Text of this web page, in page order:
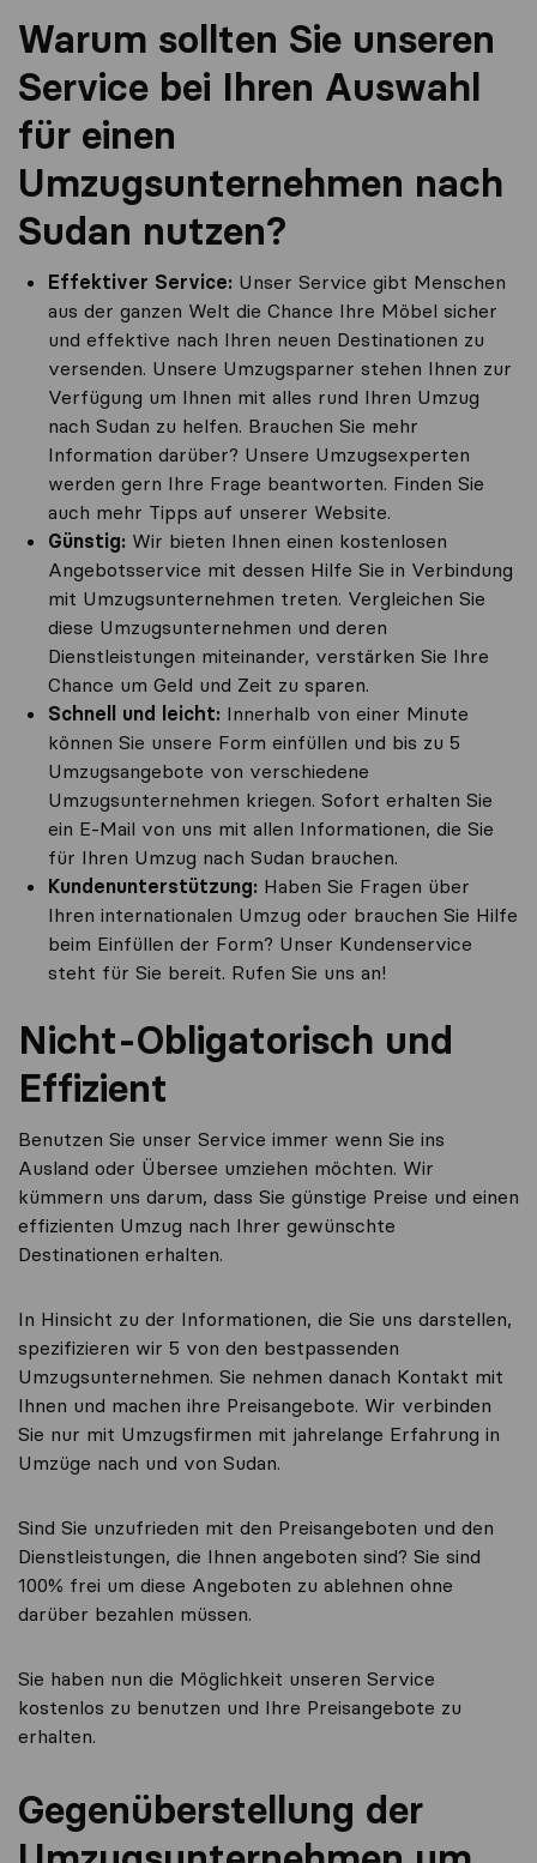
Warum sollten Sie unseren
Service bei Ihren Auswahl
für einen
Umzugsunternehmen nach
Sudan nutzen?
Effektiver Service: Unser Service gibt Menschen
aus der ganzen Welt die Chance Ihre Möbel sicher
und effektive nach Ihren neuen Destinationen zu
versenden. Unsere Umzugsparner stehen Ihnen zur
Verfügung um Ihnen mit alles rund Ihren Umzug
nach Sudan zu helfen. Brauchen Sie mehr
Information darüber? Unsere Umzugsexperten
werden gern Ihre Frage beantworten. Finden Sie
auch mehr Tipps auf unserer Website.
Günstig: Wir bieten Ihnen einen kostenlosen
Angebotsservice mit dessen Hilfe Sie in Verbindung
mit Umzugsunternehmen treten. Vergleichen Sie
diese Umzugsunternehmen und deren
Dienstleistungen miteinander, verstärken Sie Ihre
Chance um Geld und Zeit zu sparen.
Schnell und leicht: Innerhalb von einer Minute
können Sie unsere Form einfüllen und bis zu 5
Umzugsangebote von verschiedene
Umzugsunternehmen kriegen. Sofort erhalten Sie
ein E-Mail von uns mit allen Informationen, die Sie
für Ihren Umzug nach Sudan brauchen.
Kundenunterstützung: Haben Sie Fragen über
Ihren internationalen Umzug oder brauchen Sie Hilfe
beim Einfüllen der Form? Unser Kundenservice
steht für Sie bereit. Rufen Sie uns an!
Nicht-Obligatorisch und
Effizient
Benutzen Sie unser Service immer wenn Sie ins
Ausland oder Übersee umziehen möchten. Wir
kümmern uns darum, dass Sie günstige Preise und einen
effizienten Umzug nach Ihrer gewünschte
Destinationen erhalten.
In Hinsicht zu der Informationen, die Sie uns darstellen,
spezifizieren wir 5 von den bestpassenden
Umzugsunternehmen. Sie nehmen danach Kontakt mit
Ihnen und machen ihre Preisangebote. Wir verbinden
Sie nur mit Umzugsfirmen mit jahrelange Erfahrung in
Umzüge nach und von Sudan.
Sind Sie unzufrieden mit den Preisangeboten und den
Dienstleistungen, die Ihnen angeboten sind? Sie sind
100% frei um diese Angeboten zu ablehnen ohne
darüber bezahlen müssen.
Sie haben nun die Möglichkeit unseren Service
kostenlos zu benutzen und Ihre Preisangebote zu
erhalten.
Gegenüberstellung der